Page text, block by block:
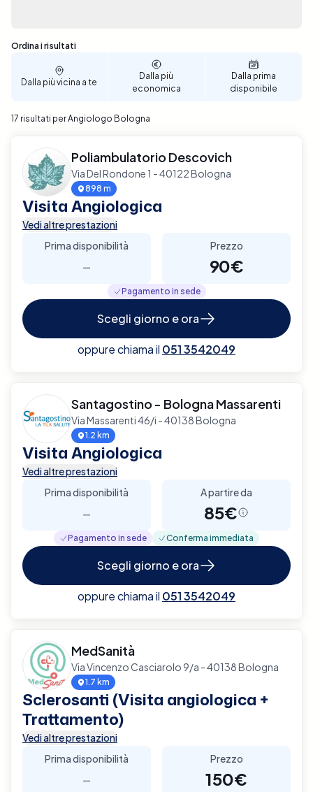
Sono stati trovati 17 risultati
Ordina i risultati
Dalla più vicina a te
Dalla più
economica
Dalla prima
disponibile
17 risultati per Angiologo Bologna
Poliambulatorio Descovich
Via Del Rondone 1 - 40122 Bologna
898 m
Visita Angiologica
Vedi altre prestazioni
Prima disponibilità
-
Prezzo
90€
Pagamento in sede
Scegli giorno e ora
oppure chiama il 051 3542049
Santagostino - Bologna Massarenti
Via Massarenti 46/i - 40138 Bologna
1.2 km
Visita Angiologica
Vedi altre prestazioni
Prima disponibilità
-
A partire da
85€
Pagamento in sede Conferma immediata
Scegli giorno e ora
oppure chiama il 051 3542049
MedSanità
Via Vincenzo Casciarolo 9/a - 40138 Bologna
1.7 km
Sclerosanti (Visita angiologica +
Trattamento)
Vedi altre prestazioni
Prima disponibilità
-
Prezzo
150€